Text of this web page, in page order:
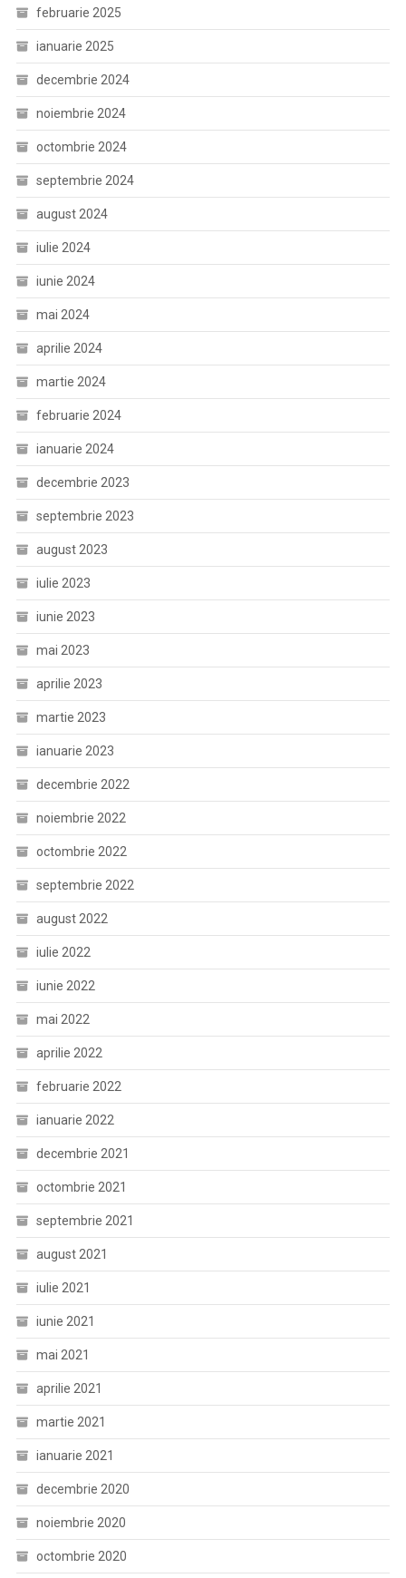
februarie 2025
ianuarie 2025
decembrie 2024
noiembrie 2024
octombrie 2024
septembrie 2024
august 2024
iulie 2024
iunie 2024
mai 2024
aprilie 2024
martie 2024
februarie 2024
ianuarie 2024
decembrie 2023
septembrie 2023
august 2023
iulie 2023
iunie 2023
mai 2023
aprilie 2023
martie 2023
ianuarie 2023
decembrie 2022
noiembrie 2022
octombrie 2022
septembrie 2022
august 2022
iulie 2022
iunie 2022
mai 2022
aprilie 2022
februarie 2022
ianuarie 2022
decembrie 2021
octombrie 2021
septembrie 2021
august 2021
iulie 2021
iunie 2021
mai 2021
aprilie 2021
martie 2021
ianuarie 2021
decembrie 2020
noiembrie 2020
octombrie 2020